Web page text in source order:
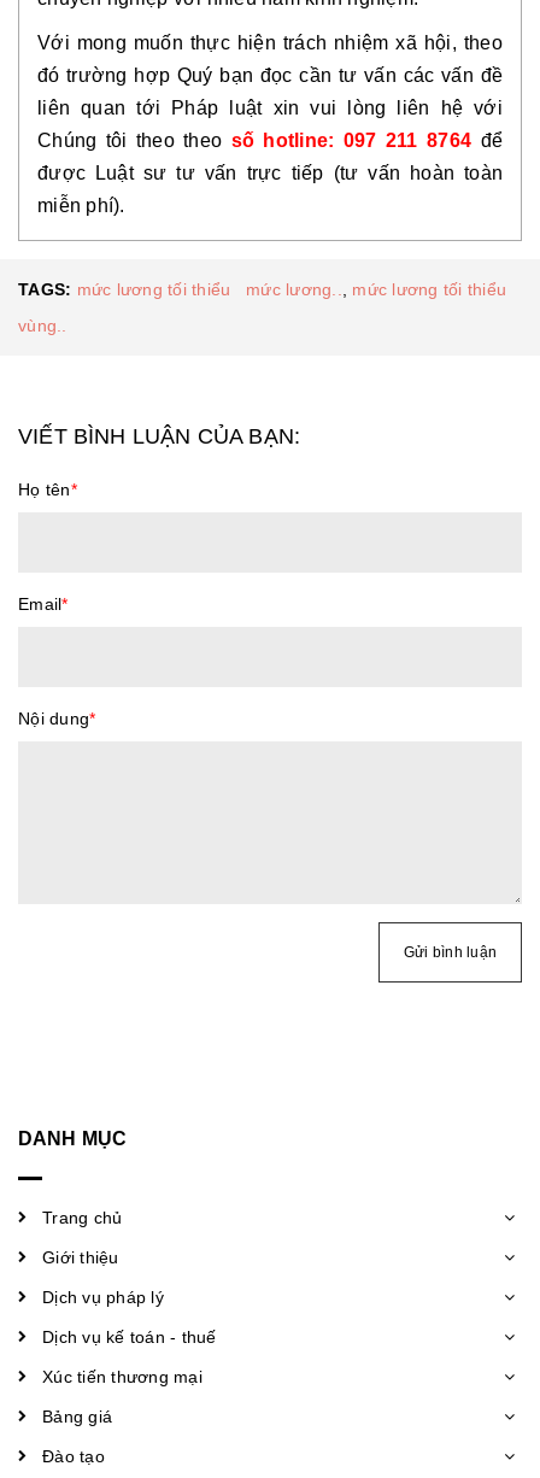
Với mong muốn thực hiện trách nhiệm xã hội, theo
đó trường hợp Quý bạn đọc cần tư vấn các vấn đề
liên quan tới Pháp luật xin vui lòng liên hệ với
Chúng tôi theo theo số hotline: 097 211 8764 để
được Luật sư tư vấn trực tiếp (tư vấn hoàn toàn
miễn phí).
TAGS: mức lương tối thiểu mức lương..
mức lương tối thiểu
vùng..
VIẾT BÌNH LUẬN CỦA BẠN:
Họ tên*
Email*
Nội dung*
Gửi bình luận
DANH MỤC
Trang chủ
Giới thiệu
Dịch vụ pháp lý
Dịch vụ kế toán - thuế
Xúc tiến thương mại
Bảng giá
Đào tạo